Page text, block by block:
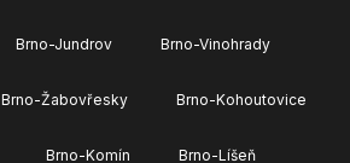
Brno-Jundrov Brno-Vinohrady
Brno-Žabovřesky Brno-Kohoutovice
Brno-Komín Brno-Líšeň